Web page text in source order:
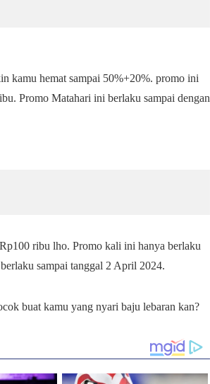
kamu hemat sampai 50%+20%. promo ini
Promo Matahari ini berlaku sampai dengan
ribu lho. Promo kali ini hanya berlaku
sampai tanggal 2 April 2024.
buat kamu yang nyari baju lebaran kan?